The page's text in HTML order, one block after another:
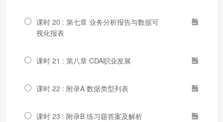
课时 20 : 第七章 业务分析报告与数据可
视化报表
课时 21 : 第八章 CDA职业发展
课时 22 : 附录A 数据类型列表
课时 23 : 附录B 练习题答案及解析